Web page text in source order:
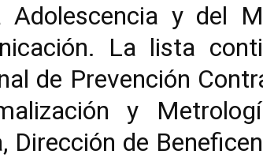
y del
La lista
de Prevención
y
Dirección de